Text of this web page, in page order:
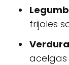
frijoles
acelgas